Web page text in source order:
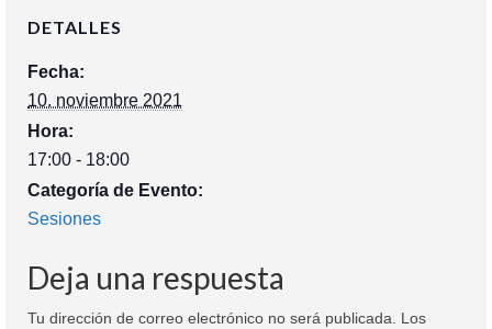
DETALLES
Fecha:
10. noviembre 2021
Hora:
17:00 - 18:00
Categoría de Evento:
Sesiones
Deja una respuesta
Tu dirección de correo electrónico no será publicada. Los